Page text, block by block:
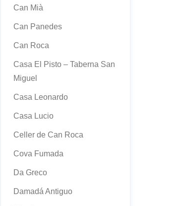
Can Mià
Can Panedes
Can Roca
Casa El Pisto – Taberna San
Miguel
Casa Leonardo
Casa Lucio
Celler de Can Roca
Cova Fumada
Da Greco
Damadá Antiguo